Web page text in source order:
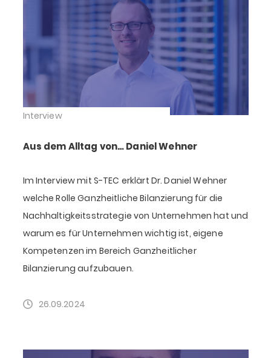
Interview
Aus dem Alltag von… Daniel Wehner
Im Interview mit S-TEC erklärt Dr. Daniel Wehner
welche Rolle Ganzheitliche Bilanzierung für die
Nachhaltigkeitsstrategie von Unternehmen hat und
warum es für Unternehmen wichtig ist, eigene
Kompetenzen im Bereich Ganzheitlicher
Bilanzierung aufzubauen.
26.09.2024